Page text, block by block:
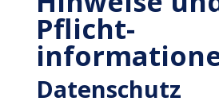
Pflicht­
Datenschutz